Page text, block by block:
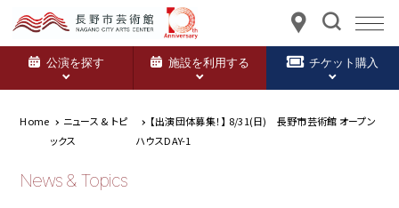
公演を探す 施設を利用する チケット購入
Home
ニュース & トピ
ックス
【出演団体募集！】 8/31(日) 長野市芸術館 オープン
ハウスDAY-1
News & Topics